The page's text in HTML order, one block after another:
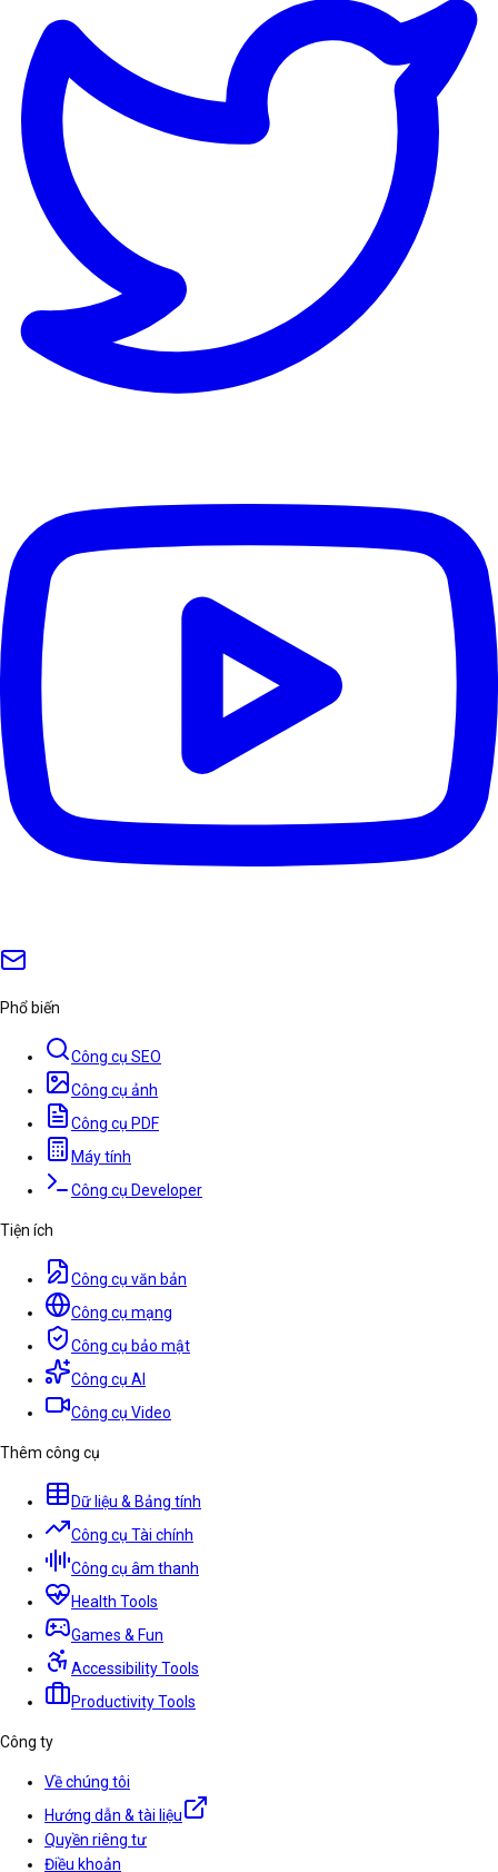
Phổ biến
Công cụ SEO
Công cụ ảnh
Công cụ PDF
Máy tính
Công cụ Developer
Tiện ích
Công cụ văn bản
Công cụ mạng
Công cụ bảo mật
Công cụ AI
Công cụ Video
Thêm công cụ
Dữ liệu & Bảng tính
Công cụ Tài chính
Công cụ âm thanh
Health Tools
Games & Fun
Accessibility Tools
Productivity Tools
Công ty
Về chúng tôi
Hướng dẫn & tài liệu
Quyền riêng tư
Điều khoản